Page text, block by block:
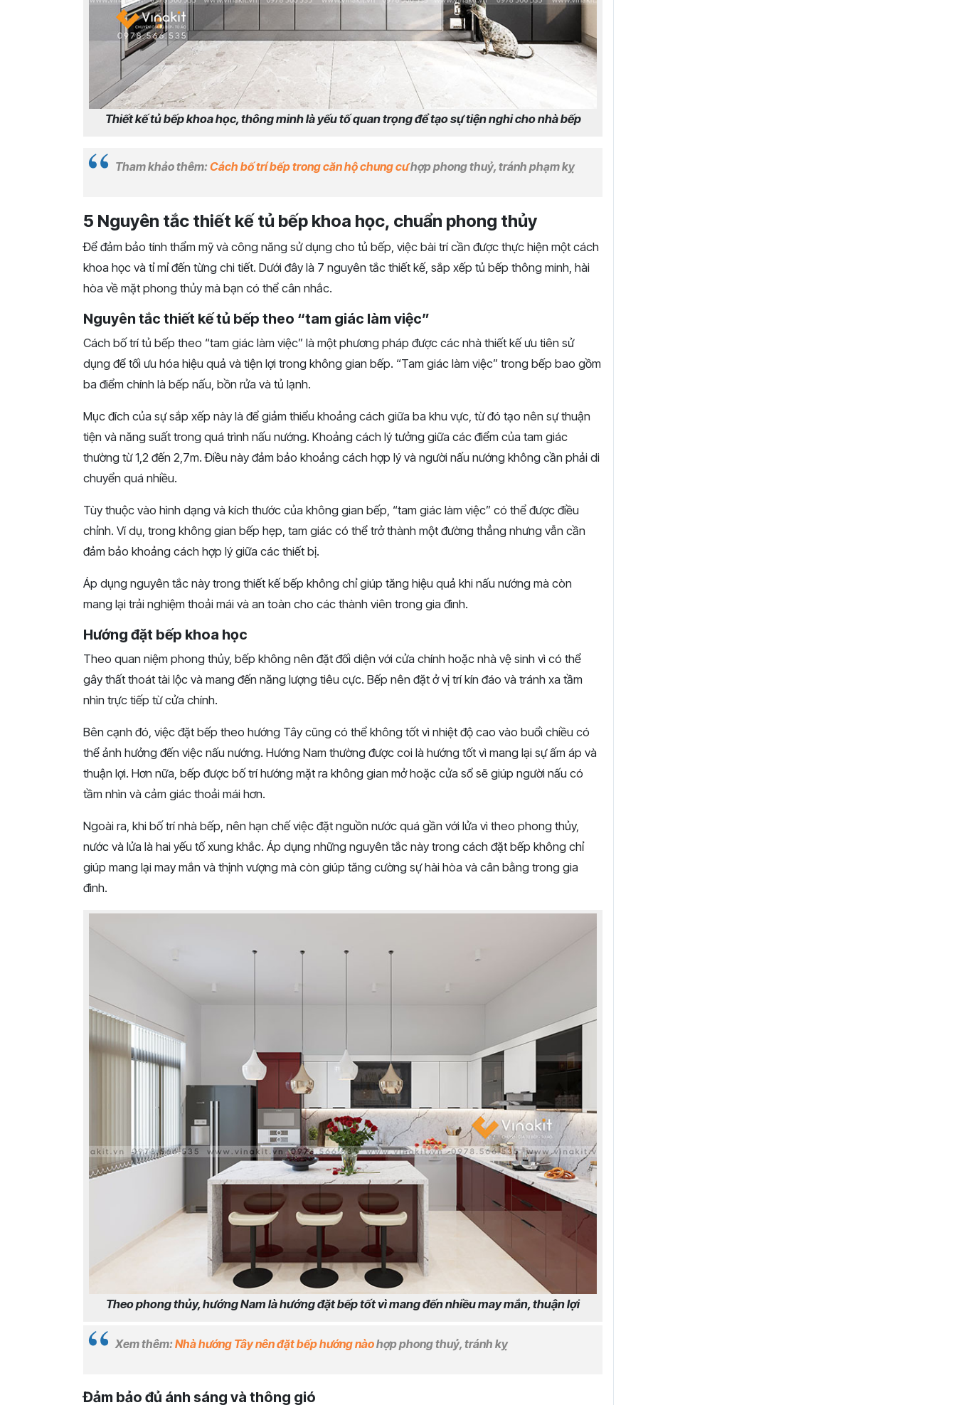
Thiết kế tủ bếp khoa học, thông minh là yếu tố quan trọng để tạo sự tiện nghi cho nhà bếp
Tham khảo thêm:Cách bố trí bếp trong căn hộ chung cưhợp phong thuỷ, tránh phạm kỵ
5 Nguyên tắc thiết kế tủ bếp khoa học, chuẩn phong thủy
Để đảm bảo tính thẩm mỹ và công năng sử dụng cho tủ bếp, việc bài trí cần được thực hiện một cách
khoa học và tỉ mỉ đến từng chi tiết. Dưới đây là 7 nguyên tắc thiết kế, sắp xếp tủ bếp thông minh, hài
hòa về mặt phong thủy mà bạn có thể cân nhắc.
Nguyên tắc thiết kế tủ bếp theo “tam giác làm việc”
Cách bố trí tủ bếp theo “tam giác làm việc” là một phương pháp được các nhà thiết kế ưu tiên sử
dụng để tối ưu hóa hiệu quả và tiện lợi trong không gian bếp. “Tam giác làm việc” trong bếp bao gồm
ba điểm chính là bếp nấu, bồn rửa và tủ lạnh.
Mục đích của sự sắp xếp này là để giảm thiểu khoảng cách giữa ba khu vực, từ đó tạo nên sự thuận
tiện và năng suất trong quá trình nấu nướng. Khoảng cách lý tưởng giữa các điểm của tam giác
thường từ 1,2 đến 2,7m. Điều này đảm bảo khoảng cách hợp lý và người nấu nướng không cần phải di
chuyển quá nhiều.
Tùy thuộc vào hình dạng và kích thước của không gian bếp, “tam giác làm việc” có thể được điều
chỉnh. Ví dụ, trong không gian bếp hẹp, tam giác có thể trở thành một đường thẳng nhưng vẫn cần
đảm bảo khoảng cách hợp lý giữa các thiết bị.
Áp dụng nguyên tắc này trong thiết kế bếp không chỉ giúp tăng hiệu quả khi nấu nướng mà còn
mang lại trải nghiệm thoải mái và an toàn cho các thành viên trong gia đình.
Hướng đặt bếp khoa học
Theo quan niệm phong thủy, bếp không nên đặt đối diện với cửa chính hoặc nhà vệ sinh vì có thể
gây thất thoát tài lộc và mang đến năng lượng tiêu cực. Bếp nên đặt ở vị trí kín đáo và tránh xa tầm
nhìn trực tiếp từ cửa chính.
Bên cạnh đó, việc đặt bếp theo hướng Tây cũng có thể không tốt vì nhiệt độ cao vào buổi chiều có
thể ảnh hưởng đến việc nấu nướng. Hướng Nam thường được coi là hướng tốt vì mang lại sự ấm áp và
thuận lợi. Hơn nữa, bếp được bố trí hướng mặt ra không gian mở hoặc cửa sổ sẽ giúp người nấu có
tầm nhìn và cảm giác thoải mái hơn.
Ngoài ra, khi bố trí nhà bếp, nên hạn chế việc đặt nguồn nước quá gần với lửa vì theo phong thủy,
nước và lửa là hai yếu tố xung khắc. Áp dụng những nguyên tắc này trong cách đặt bếp không chỉ
giúp mang lại may mắn và thịnh vượng mà còn giúp tăng cường sự hài hòa và cân bằng trong gia
đình.
Theo phong thủy, hướng Nam là hướng đặt bếp tốt vì mang đến nhiều may mắn, thuận lợi
Xem thêm:Nhà hướng Tây nên đặt bếp hướng nàohợp phong thuỷ, tránh kỵ
Đảm bảo đủ ánh sáng và thông gió